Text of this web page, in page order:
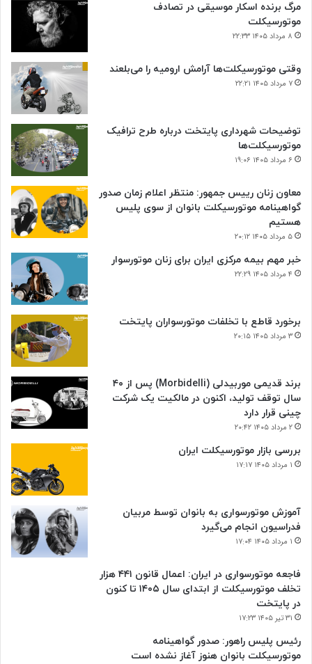
مرگ برنده اسکار موسیقی در تصادف
موتورسیکلت
۸ مرداد ۱۴۰۵ ۲۲:۳۳
وقتی موتورسیکلت‌ها آرامش ارومیه را می‌بلعند
۷ مرداد ۱۴۰۵ ۲۲:۲۱
توضیحات شهرداری پایتخت درباره طرح ترافیک
موتورسیکلت‌ها
۶ مرداد ۱۴۰۵ ۱۹:۰۶
معاون زنان رییس جمهور: منتظر اعلام زمان صدور
گواهینامه موتورسیکلت بانوان از سوی پلیس
هستیم
۵ مرداد ۱۴۰۵ ۲۰:۱۲
خبر مهم بیمه مرکزی ایران برای زنان موتورسوار
۴ مرداد ۱۴۰۵ ۲۲:۲۹
برخورد قاطع با تخلفات موتورسواران پایتخت
۳ مرداد ۱۴۰۵ ۲۰:۱۵
برند قدیمی موربیدلی (Morbidelli) پس از ۴۰
سال توقف تولید، اکنون در مالکیت یک شرکت
چینی قرار دارد
۲ مرداد ۱۴۰۵ ۲۰:۴۲
بررسی بازار موتورسیکلت ایران
۱ مرداد ۱۴۰۵ ۱۷:۱۷
آموزش موتورسواری به بانوان توسط مربیان
فدراسیون انجام می‌گیرد
۱ مرداد ۱۴۰۵ ۱۷:۰۴
فاجعه موتورسواری در ایران: اعمال قانون ۴۴۱ هزار
تخلف موتورسیکلت از ابتدای سال ۱۴۰۵ تا کنون
در پایتخت
۳۱ تیر ۱۴۰۵ ۱۷:۲۳
رئیس پلیس راهور: صدور گواهینامه
موتورسیکلت بانوان هنوز آغاز نشده است